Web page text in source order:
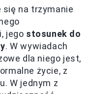
się na trzymanie
jego stosunek do
. W wywiadach
dla niego jest,
życie, z
W jednym z